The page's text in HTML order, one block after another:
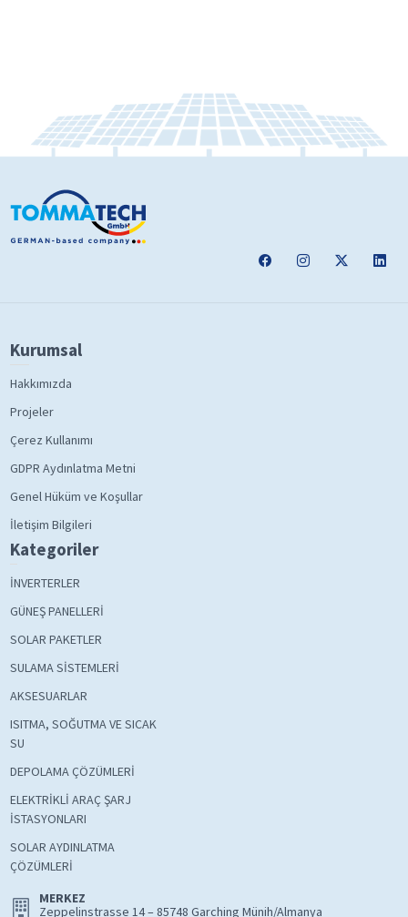
Kurumsal
Hakkımızda
Projeler
Çerez Kullanımı
GDPR Aydınlatma Metni
Genel Hüküm ve Koşullar
İletişim Bilgileri
Kategoriler
İNVERTERLER
GÜNEŞ PANELLERİ
SOLAR PAKETLER
SULAMA SİSTEMLERİ
AKSESUARLAR
ISITMA, SOĞUTMA VE SICAK
SU
DEPOLAMA ÇÖZÜMLERİ
ELEKTRİKLİ ARAÇ ŞARJ
İSTASYONLARI
SOLAR AYDINLATMA
ÇÖZÜMLERİ
MERKEZ
Zeppelinstrasse 14 – 85748 Garching Münih/Almanya